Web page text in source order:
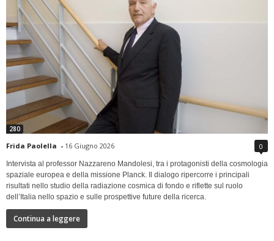
280
Frida Paolella - 16 Giugno 2026 0
Intervista al professor Nazzareno Mandolesi, tra i protagonisti della cosmologia
spaziale europea e della missione Planck. Il dialogo ripercorre i principali
risultati nello studio della radiazione cosmica di fondo e riflette sul ruolo
dell’Italia nello spazio e sulle prospettive future della ricerca.
Continua a leggere